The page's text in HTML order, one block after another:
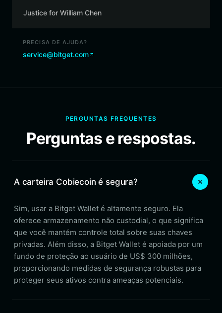
Justice for William Chen
PRECISA DE AJUDA?
service@bitget.com
PERGUNTAS FREQUENTES
Perguntas e respostas.
A carteira Cobiecoin é segura?
Sim, usar a Bitget Wallet é altamente seguro. Ela
oferece armazenamento não custodial, o que significa
que você mantém controle total sobre suas chaves
privadas. Além disso, a Bitget Wallet é apoiada por um
fundo de proteção ao usuário de US$ 300 milhões,
proporcionando medidas de segurança robustas para
proteger seus ativos contra ameaças potenciais.